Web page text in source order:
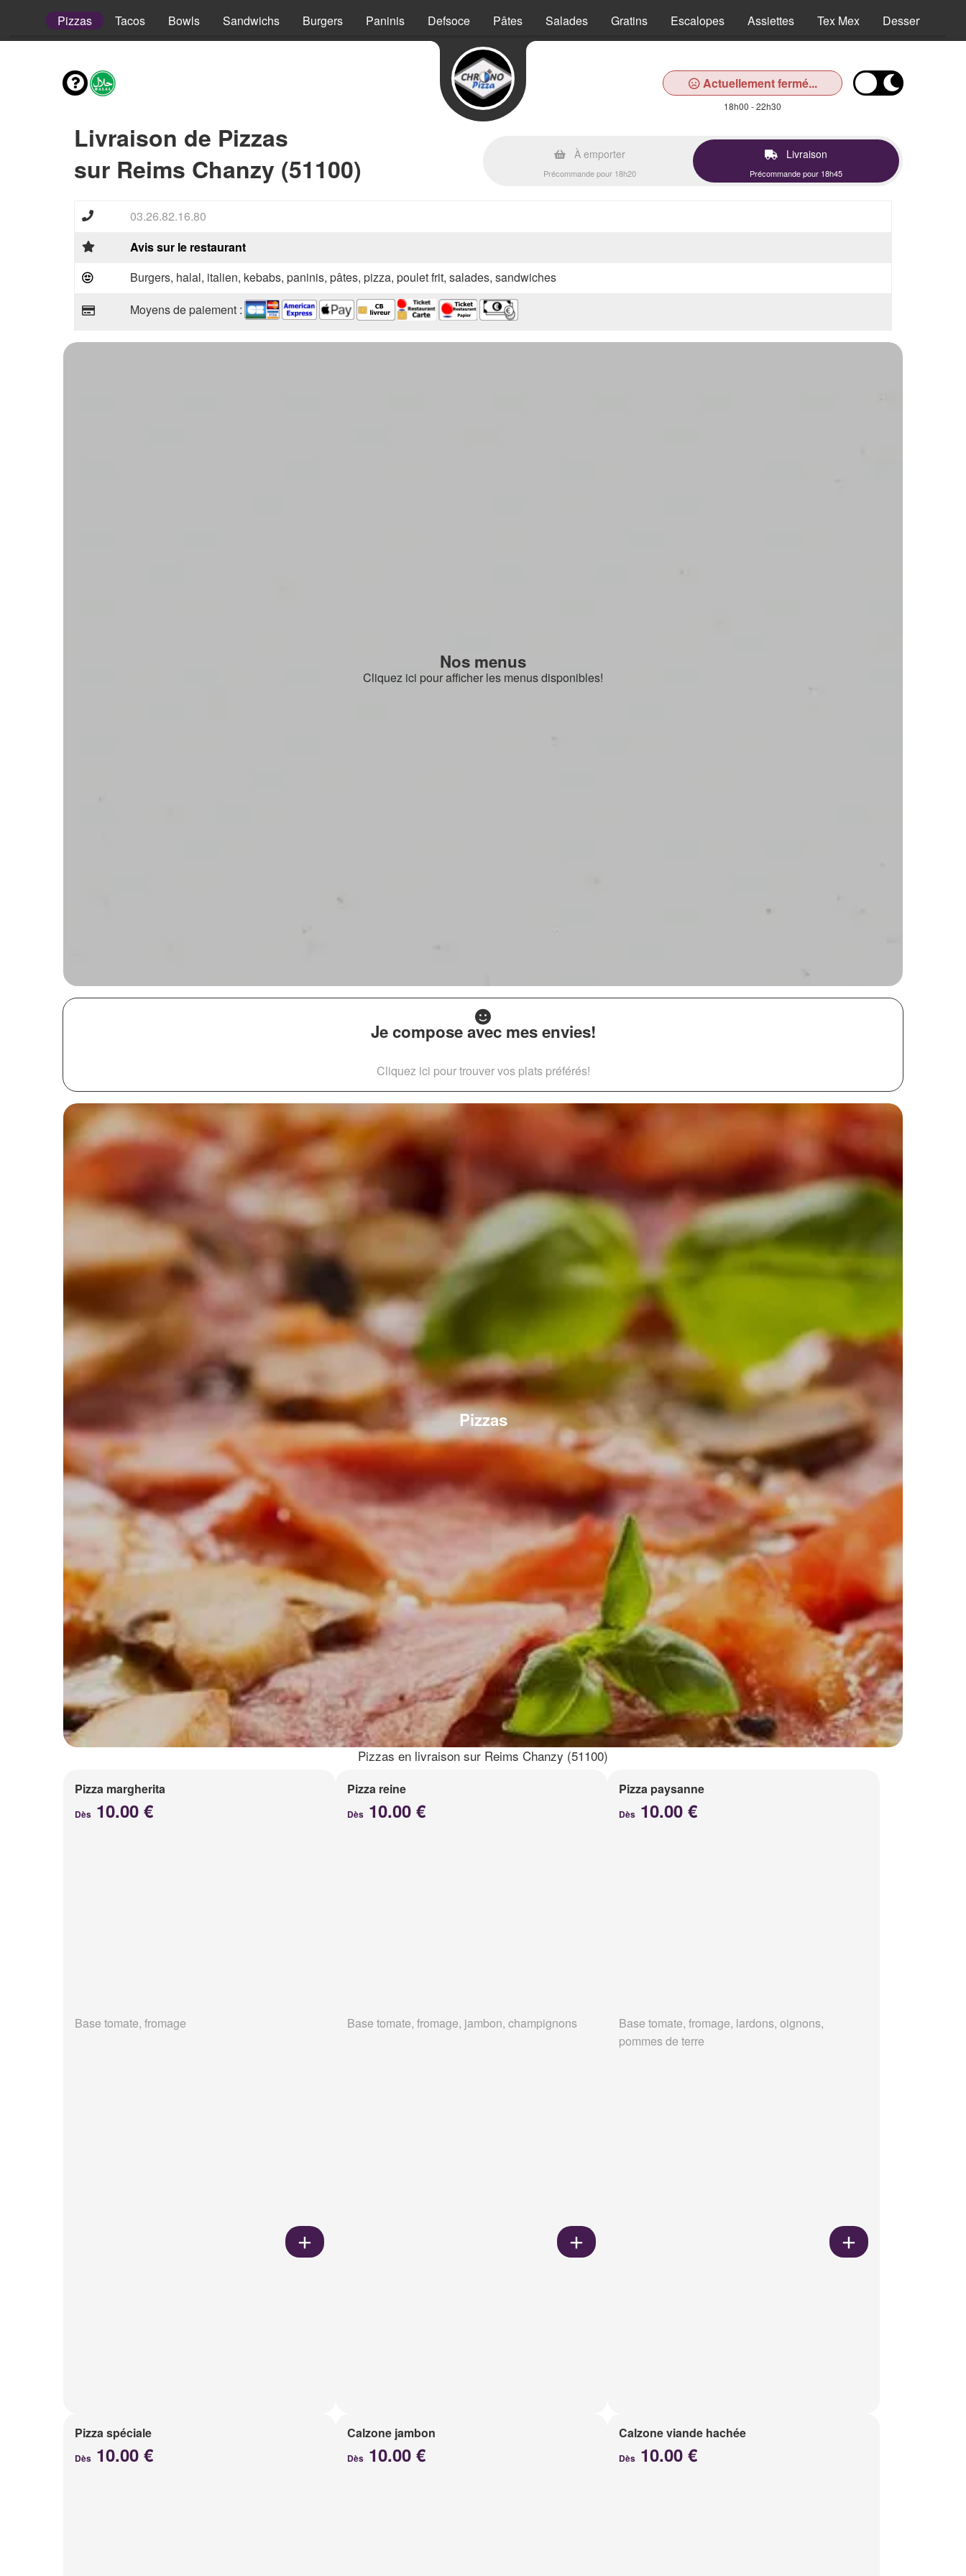
Pizzas Tacos Bowls Sandwichs Burgers Paninis Defsoce Pâtes Salades Gratins Escalopes Assiettes Tex Mex Desserts
Actuellement fermé...
18h00 - 22h30
Livraison de Pizzas
sur Reims Chanzy (51100)
À emporter
Précommande pour 18h20
Livraison
Précommande pour 18h45
03.26.82.16.80
Avis sur le restaurant
Burgers, halal, italien, kebabs, paninis, pâtes, pizza, poulet frit, salades, sandwiches
Moyens de paiement :
Nos menus
Cliquez ici pour afficher les menus disponibles!
Je compose avec mes envies!
Cliquez ici pour trouver vos plats préférés!
Pizzas
Pizzas en livraison sur Reims Chanzy (51100)
Pizza margherita
Dès 10.00 €
Base tomate, fromage
Pizza reine
Dès10.00 €
Base tomate, fromage, jambon, champignons
Pizza paysanne
Dès 10.00 €
Base tomate, fromage, lardons, oignons,
pommes de terre
Pizza spéciale
Dès 10.00 €
Calzone jambon
Dès10.00 €
Calzone viande hachée
Dès 10.00 €